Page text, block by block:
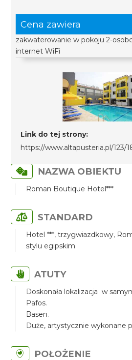
Cena zawiera
zakwaterowanie w pokoju 2-
internet WiFi
Link do tej strony:
https://www.altapusteria.pl/123/
NAZWA OBIEKTU
Roman Boutique Hotel***
STANDARD
Hotel ***, trzygwiazdkowy,
stylu egipskim
ATUTY
Doskonała lokalizacja w
Pafos.
Basen.
Duże, artystycznie wykonane
POŁOŻENIE